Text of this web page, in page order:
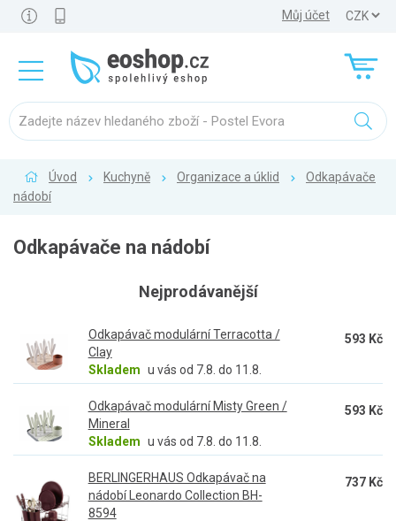
Můj účet
Úvod Kuchyně Organizace a úklid
Odkapávače
nádobí
Odkapávače na nádobí
Nejprodávanější
Odkapávač modulární Terracotta /
Clay
Skladem u vás od 7.8. do 11.8.
593 Kč
Odkapávač modulární Misty Green /
Mineral
Skladem u vás od 7.8. do 11.8.
593 Kč
BERLINGERHAUS Odkapávač na
nádobí Leonardo Collection BH-
8594
737 Kč